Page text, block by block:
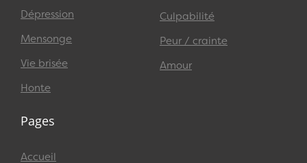
Dépression
Mensonge
Vie brisée
Honte
Culpabilité
Peur / crainte
Amour
Pages
Accueil